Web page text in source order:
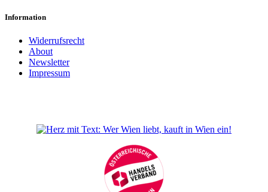
Information
Widerrufsrecht
About
Newsletter
Impressum